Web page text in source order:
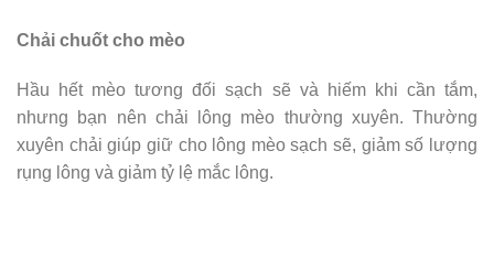
Chải chuốt cho mèo
Hầu hết mèo tương đối sạch sẽ và hiếm khi cần tắm,
nhưng bạn nên chải lông mèo thường xuyên. Thường
xuyên chải giúp giữ cho lông mèo sạch sẽ, giảm số lượng
rụng lông và giảm tỷ lệ mắc lông.